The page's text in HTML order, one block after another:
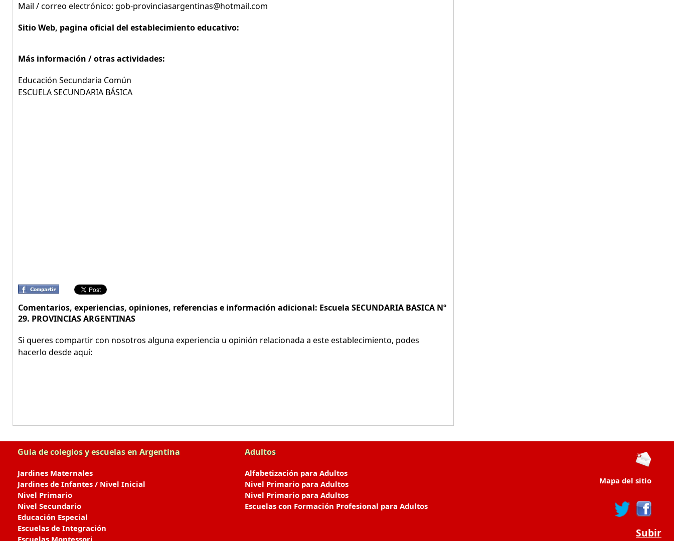
Mail / correo electrónico: gob-provinciasargentinas@hotmail.com
Sitio Web, pagina oficial del establecimiento educativo:
Más información / otras actividades:
Educación Secundaria Común
ESCUELA SECUNDARIA BÁSICA
Comentarios, experiencias, opiniones, referencias e información adicional: Escuela SECUNDARIA BASICA Nº
29. PROVINCIAS ARGENTINAS
Si queres compartir con nosotros alguna experiencia u opinión relacionada a este establecimiento, podes
hacerlo desde aquí:
Guia de colegios y escuelas en Argentina
Jardines Maternales
Jardines de Infantes / Nivel Inicial
Nivel Primario
Nivel Secundario
Educación Especial
Escuelas de Integración
Escuelas Montessori
Adultos
Alfabetización para Adultos
Nivel Primario para Adultos
Nivel Primario para Adultos
Escuelas con Formación Profesional para Adultos
Mapa del sitio
Subir